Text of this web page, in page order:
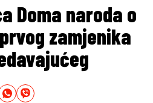
Doma naroda o
zamjenika